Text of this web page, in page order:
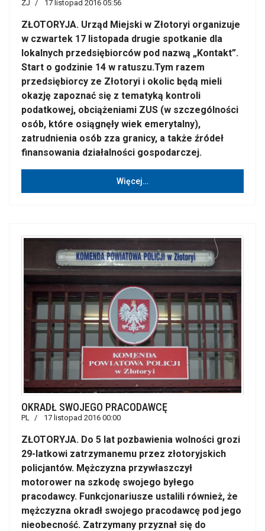
ZJ 17 listopad 2016 05:56
ZŁOTORYJA. Urząd Miejski w Złotoryi organizuje
w czwartek 17 listopada drugie spotkanie dla
lokalnych przedsiębiorców pod nazwą „Kontakt”.
Start o godzinie 14 w ratuszu.Tym razem
przedsiębiorcy ze Złotoryi i okolic będą mieli
okazję zapoznać się z tematyką kontroli
podatkowej, obciążeniami ZUS (w szczególności
osób, które osiągnęły wiek emerytalny),
zatrudnienia osób zza granicy, a także źródeł
finansowania działalności gospodarczej.
Więcej…
OKRADŁ SWOJEGO PRACODAWCĘ
PL 17 listopad 2016 00:00
ZŁOTORYJA. Do 5 lat pozbawienia wolności grozi
29-latkowi zatrzymanemu przez złotoryjskich
policjantów. Mężczyzna przywłaszczył
motorower na szkodę swojego byłego
pracodawcy. Funkcjonariusze ustalili również, że
mężczyzna okradł swojego pracodawcę pod jego
nieobecność. Zatrzymany przyznał się do